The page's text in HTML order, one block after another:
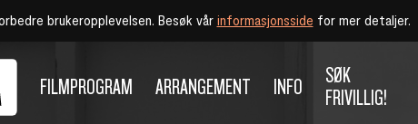
brukeropplevelsen. Besøk vår informasjonsside for mer detaljer.
FILMPROGRAM ARRANGEMENT INFO
SØK
FRIVILLIG!